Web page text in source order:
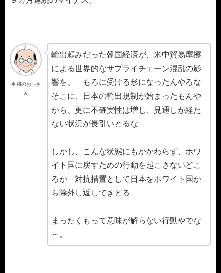
令和のおっさ
ん
輸出頼みだった韓国経済が、米中貿易摩擦
による世界的なサプライチェーン混乱の影
響を、 もろに受ける形になったんやろな
そこに、日本の輸出規制が始まったもんや
から、更に不確実性は増し、見通しが経た
ない状況が長引いとるな
しかし、こんな状態にもかかわらず、ホワ
イト国に戻すための行動を起こさないどこ
ろか 対抗措置として日本をホワイト国か
ら除外し返してきとる
まったくもって意味が解らない行動やでな
～。